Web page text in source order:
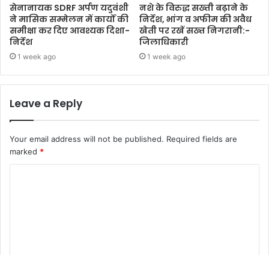
सेनानायक SDRF अर्पण यदुवंशी
ने मासिक सम्मेलन में कार्यों की
समीक्षा कर दिए आवश्यक दिशा-
निर्देश
1 week ago
नशे के विरुद्ध सख्ती बढ़ाने के
निर्देश, भांग व अफीम की अवैध
खेती पर रखें सख्त निगरानी:-
जिलाधिकारी
1 week ago
Leave a Reply
Your email address will not be published. Required fields are
marked *